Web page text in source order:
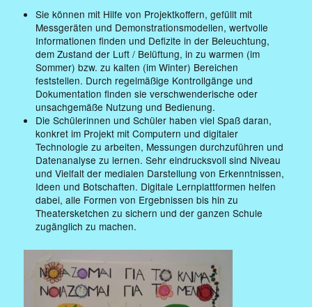
Sie können mit Hilfe von Projektkoffern, gefüllt mit
Messgeräten und Demonstrationsmodellen, wertvolle
Informationen finden und Defizite in der Beleuchtung,
dem Zustand der Luft / Belüftung, in zu warmen (im
Sommer) bzw. zu kalten (im Winter) Bereichen
feststellen. Durch regelmäßige Kontrollgänge und
Dokumentation finden sie verschwenderische oder
unsachgemäße Nutzung und Bedienung.
Die Schülerinnen und Schüler haben viel Spaß daran,
konkret im Projekt mit Computern und digitaler
Technologie zu arbeiten, Messungen durchzuführen und
Datenanalyse zu lernen. Sehr eindrucksvoll sind Niveau
und Vielfalt der medialen Darstellung von Erkenntnissen,
Ideen und Botschaften. Digitale Lernplattformen helfen
dabei, alle Formen von Ergebnissen bis hin zu
Theatersketchen zu sichern und der ganzen Schule
zugänglich zu machen.